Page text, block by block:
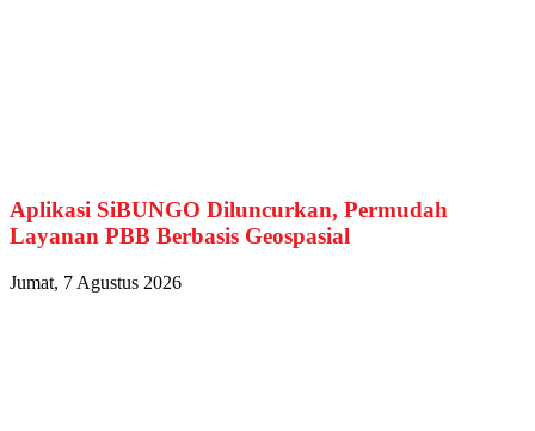
Aplikasi SiBUNGO Diluncurkan, Permudah
Layanan PBB Berbasis Geospasial
Jumat, 7 Agustus 2026